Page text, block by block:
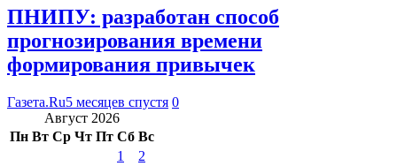
ПНИПУ: разработан способ
прогнозирования времени
формирования привычек
Газета.Ru5 месяцев спустя 0
Август 2026
Пн Вт Ср Чт Пт Сб Вс
1
2